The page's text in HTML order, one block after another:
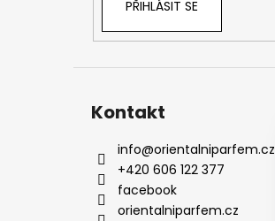
PŘIHLÁSIT SE
Kontakt
info@orientalniparfem.cz
+420 606 122 377
facebook
orientalniparfem.cz